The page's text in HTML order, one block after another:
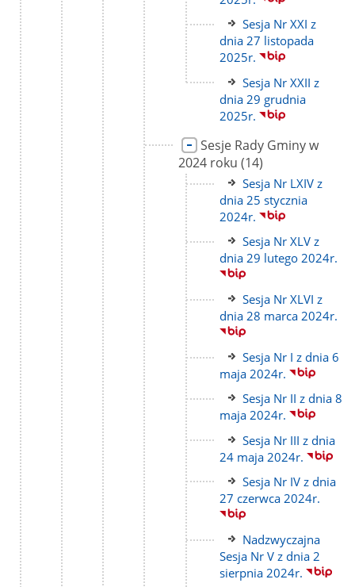
Link
do
strony
Sesja Nr XXI z
dnia 27 listopada
2025r.
Link
do
strony
Sesja Nr XXII z
dnia 29 grudnia
2025r.
Link
do
strony
Sesje Rady Gminy w
2024 roku liczba
podstron
(14)
Link
do
strony
Sesja Nr LXIV z
dnia 25 stycznia
2024r.
Link
do
strony
Sesja Nr XLV z
dnia 29 lutego 2024r.
Link
do
strony
Sesja Nr XLVI z
dnia 28 marca 2024r.
Link
do
Sesja Nr I z dnia 6
maja 2024r.
Link
do
Sesja Nr II z dnia 8
maja 2024r.
Link
do
Sesja Nr III z dnia
24 maja 2024r.
Link
do
strony
Sesja Nr IV z dnia
27 czerwca 2024r.
Link
do
strony
Nadzwyczajna
Sesja Nr V z dnia 2
sierpnia 2024r.